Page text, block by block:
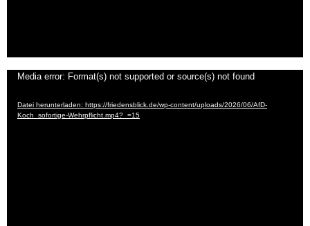
Video-
Media error: Format(s) not supported or source(s) not found
Datei herunterladen: https://friedensblick.de/wp-content/uploads/2026/06/AfD-
Koch_sofortige-Wehrpflicht.mp4?_=15